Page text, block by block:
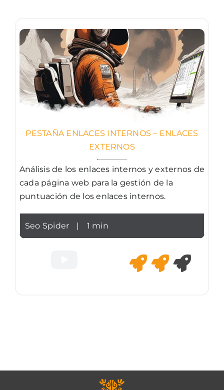
PESTAÑA ENLACES INTERNOS – ENLACES
EXTERNOS
Análisis de los enlaces internos y externos de
cada página web para la gestión de la
puntuación de los enlaces internos.
Seo Spider | 1 min